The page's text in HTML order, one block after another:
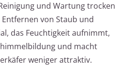
und Wartung trocken
von Staub und
das Feuchtigkeit aufnimmt,
und macht
weniger attraktiv.